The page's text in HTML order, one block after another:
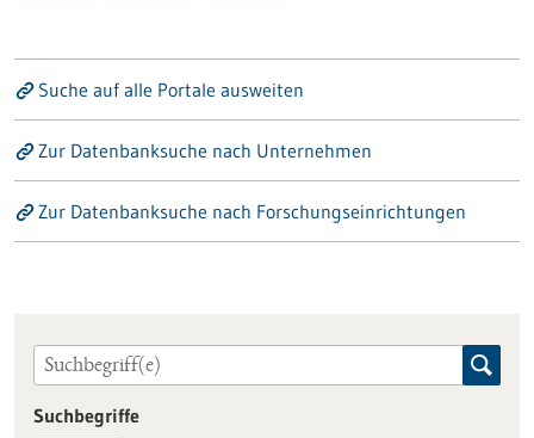
Suche auf alle Portale ausweiten
Zur Datenbanksuche nach Unternehmen
Zur Datenbanksuche nach Forschungseinrichtungen
Suchbegriffe